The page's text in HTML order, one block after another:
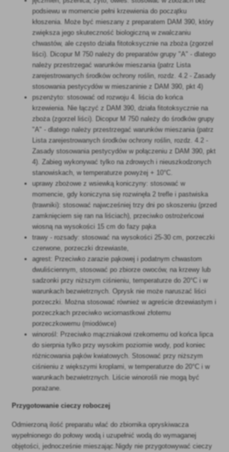
podsiewu w momencie pełni krzewienia do początku
kłoszenia. Może być mieszany z preparatem DAM 390, który
zwiększa jego skuteczność biologiczną w zwalczaniu
chwastów, ale często działa fitotoksycznie na zboża (zgorzel
liści). Dicopur M 750 należy do preparatów grupy "A" - dlatego
należy przestrzegać warunków mieszania (patrz Lista
zarejestrowanych środków ochrony roślin, rozdz. 4.2 - Zasady
stosowania pestycydów w mieszaninie z DAM 390, pkt 4)
pszenżyto: stosować od rozwoju 4. liścia do końca
krzewienia. Nie łączyć z DAM 390, działa fitotoksycznie na
zboża (zgorzel liści). Dicopur M 750 należy do środków grupy
"A" - dlatego należy przestrzegać warunków mieszania (patrz
Lista zarejestrowanych środków ochrony roślin, rozdz. 4.2 -
Zasady stosowania pestycydów w połączeniu z DAM 390, pkt
4). Zabieg wykonywać tylko na zdrowych i nieuszkodzonych
stanowiskach, w temperaturze powyżej + 10°C.
uprawy zbożowe z wsiewką koniczyny: stosować w
momencie, gdy koniczyna się rozwinęła 2 trefle i pastwiska
(trawniki): stosować najwcześniej trzy dni po skoszeniu (przed
zamknięciem się ran na liściach), przeciwko ostrożeńcowi
wiosną na wysokości 15 cm do fazy pąka
trawy - rozsady: stosować na wysokości 25-30 cm, porzeczki
czerwone, porzeczki drzewiaste,
agrest: Przeciwko zarazie pąkowej i podatnym chwastom
dwuliściennym, stosować po zbiorze owoców, na krzewy lub
sadzonki przy niższym ciśnieniu, temperaturze do 20°C i w
warunkach bezwietrznych. Oprysk nie może naruszać liści
porzeczki. Można stosować również w agreście drzewiastym i
porzeczkach przeciwko wciornastkowi złotemu
porzeczkowemu (miodówce)
winorośl: Przeciwko mączniakowi rzekomemu od końca lipca
do sierpnia tylko przy wysokim poziomie wody, pod koniec
różnicowania pąków kwiatowych. Stosować przy niższym
ciśnieniu z większymi kroplami, w temperaturze do 20°C i w
warunkach bezwietrznych. Liście winorośli nie mogą być
porażane.
Przygotowanie cieczy roboczej
Odmierzoną ilość preparatu wlać do zbiornika opryskiwacza
wypełnionego do połowy wodą i uzupełnić wodą do wymaganej
objętości, jednocześnie mieszając.Nigdy nie przygotowywać cieczy